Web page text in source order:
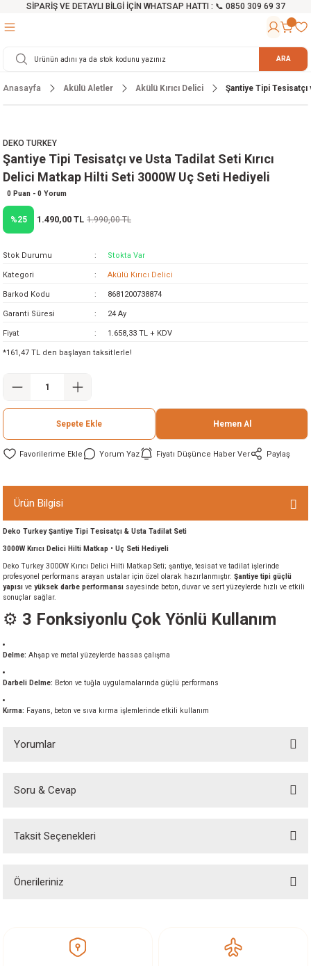
SİPARİŞ VE DETAYLI BİLGİ İÇİN WHATSAP HATTI : 📞 0850 309 69 37
Testereler
Makinesi
Testereler
Cihazları
Mikser
ve Arabalar
Malzemeleri ARA
Anasayfa Akülü Aletler Akülü Kırıcı Delici Şantiye Tipi Tesisatçı
DEKO TURKEY
Şantiye Tipi Tesisatçı ve Usta Tadilat Seti Kırıcı
Delici Matkap Hilti Seti 3000W Uç Seti Hediyeli
0 Puan - 0 Yorum
%25 1.490,00 TL 1.990,00 TL
Stok Durumu Stokta Var
Kategori Akülü Kırıcı Delici
Barkod Kodu 8681200738874
Garanti Süresi 24 Ay
Fiyat 1.658,33 TL + KDV
*161,47 TL den başlayan taksitlerle!
Sepete Ekle Hemen Al
Yorum Yaz Fiyatı Düşünce Haber Ver Paylaş
Ürün Bilgisi
Deko Turkey Şantiye Tipi Tesisatçı & Usta Tadilat Seti
3000W Kırıcı Delici Hilti Matkap • Uç Seti Hediyeli
Deko Turkey 3000W Kırıcı Delici Hilti Matkap Seti; şantiye, tesisat ve tadilat işlerinde
profesyonel performans arayan ustalar için özel olarak hazırlanmıştır. Şantiye tipi güçlü
yapısı ve yüksek darbe performansı sayesinde beton, duvar ve sert yüzeylerde hızlı ve etkili
sonuçlar sağlar.
⚙️ 3 Fonksiyonlu Çok Yönlü Kullanım
Delme: Ahşap ve metal yüzeylerde hassas çalışma
Darbeli Delme: Beton ve tuğla uygulamalarında güçlü performans
Kırma: Fayans, beton ve sıva kırma işlemlerinde etkili kullanım
Yorumlar
Soru & Cevap
Ürün hakkında henüz soru sorulmamış.
Taksit Seçenekleri
Önerileriniz
Görüş ve önerileriniz için teşekkür ederiz.